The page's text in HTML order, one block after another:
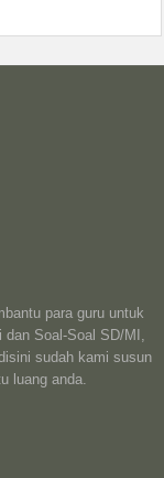
para guru untuk
Soal-Soal SD/MI,
sudah kami susun
luang anda.